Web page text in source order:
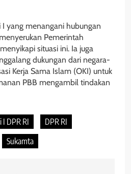
I yang menangani hubungan
Pemerintah
situasi ini. Ia juga
dukungan dari negara-
Kerja Sama Islam (OKI) untuk
PBB mengambil tindakan
DPR RI
DPR RI
Sukamta